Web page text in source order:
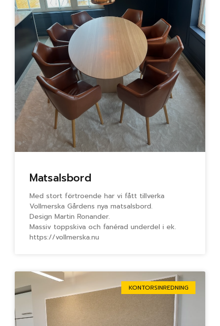
Matsalsbord
Med stort förtroende har vi fått tillverka
Vollmerska Gårdens nya matsalsbord.
Design Martin Ronander.
Massiv toppskiva och fanérad underdel i ek.
https://vollmerska.nu
KONTORSINREDNING